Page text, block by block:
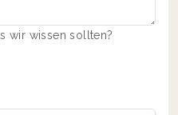
wir wissen sollten?